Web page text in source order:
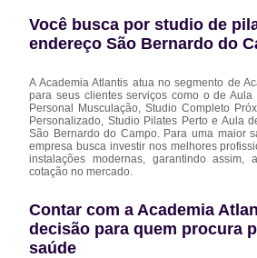
Você busca por studio de
endereço São Bernardo do
A Academia Atlantis atua no segmento de
para seus clientes serviços como o de Aula
Personal Musculação, Studio Completo
Personalizado, Studio Pilates Perto e Aula
São Bernardo do Campo. Para uma maior
empresa busca investir nos melhores
instalações modernas, garantindo
cotação no mercado.
Contar com a Academia
decisão para quem procura
saúde